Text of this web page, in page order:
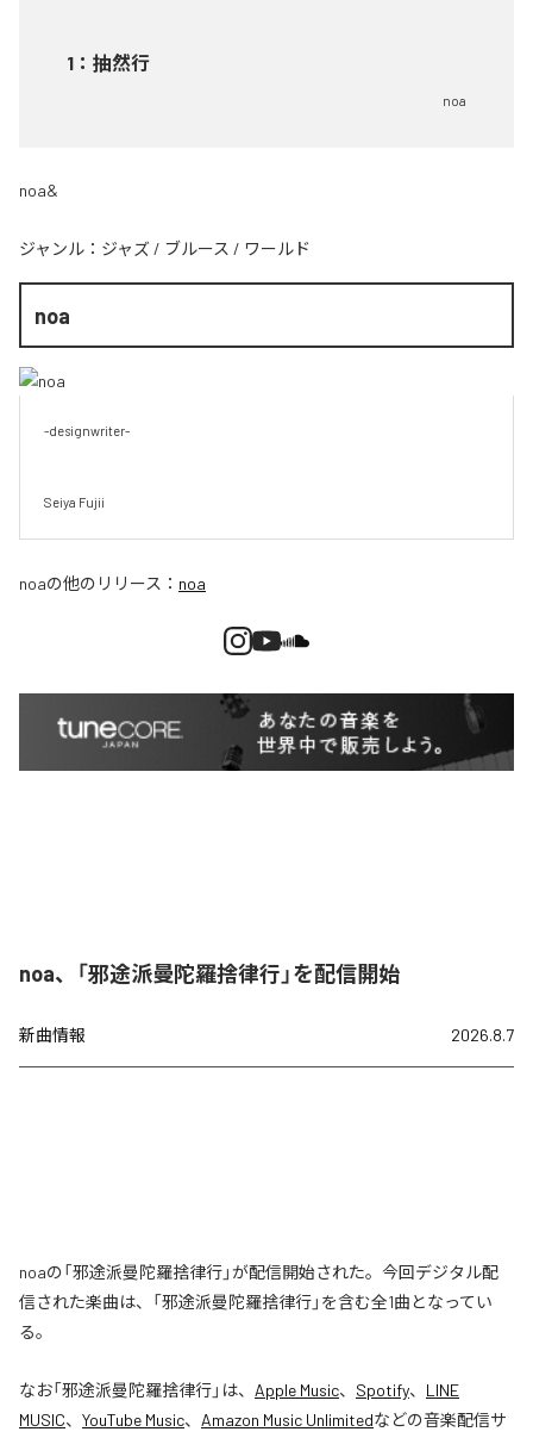
1 ： 抽然行
noa
noa&
ジャンル： ジャズ / ブルース / ワールド
noa
-designwriter-
Seiya Fujii
noaの他のリリース： noa
noa、「邪途派曼陀羅捨律行」を配信開始
新曲情報 2026.8.7
noaの「邪途派曼陀羅捨律行」が配信開始された。今回デジタル配
信された楽曲は、「邪途派曼陀羅捨律行」を含む全1曲となってい
る。
なお「邪途派曼陀羅捨律行」は、 Apple Music、 Spotify、 LINE
MUSIC、 YouTube Music、 Amazon Music Unlimitedなどの音楽配信サ